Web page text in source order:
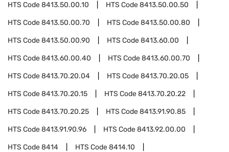
HTS Code8413.50.00.10 HTS Code8413.50.00.50
HTS Code8413.50.00.70 HTS Code8413.50.00.80
HTS Code8413.50.00.90 HTS Code8413.60.00
HTS Code8413.60.00.40 HTS Code8413.60.00.70
HTS Code8413.70.20.04 HTS Code8413.70.20.05
HTS Code8413.70.20.15 HTS Code8413.70.20.22
HTS Code8413.70.20.25 HTS Code8413.91.90.85
HTS Code8413.91.90.96 HTS Code8413.92.00.00
HTS Code8414 HTS Code8414.10